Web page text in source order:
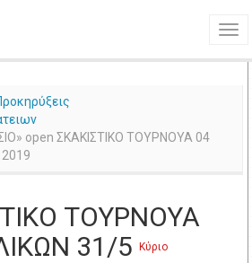
open ΣΚΑΚΙΣΤΙΚΟ ΤΟΥΡΝΟΥΑ 04
ΤΟΥΡΝΟΥΑ
31/5
Κύριο